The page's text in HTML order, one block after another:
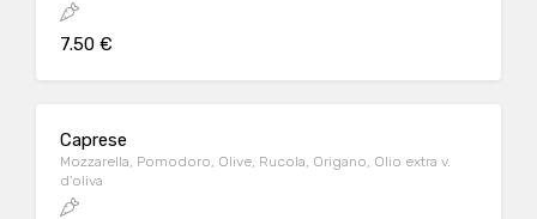
7.50 €
Caprese
Mozzarella, Pomodoro, Olive, Rucola, Origano, Olio extra v.
d'oliva